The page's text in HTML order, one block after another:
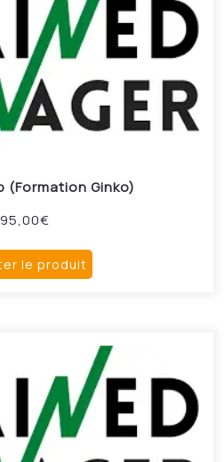
(Formation Ginko)
95,00€
le produit